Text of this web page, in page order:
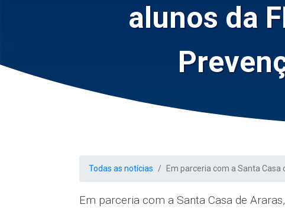
alunos da
Todas as notícias Em parceria com a Santa
Em parceria com a Santa Casa de